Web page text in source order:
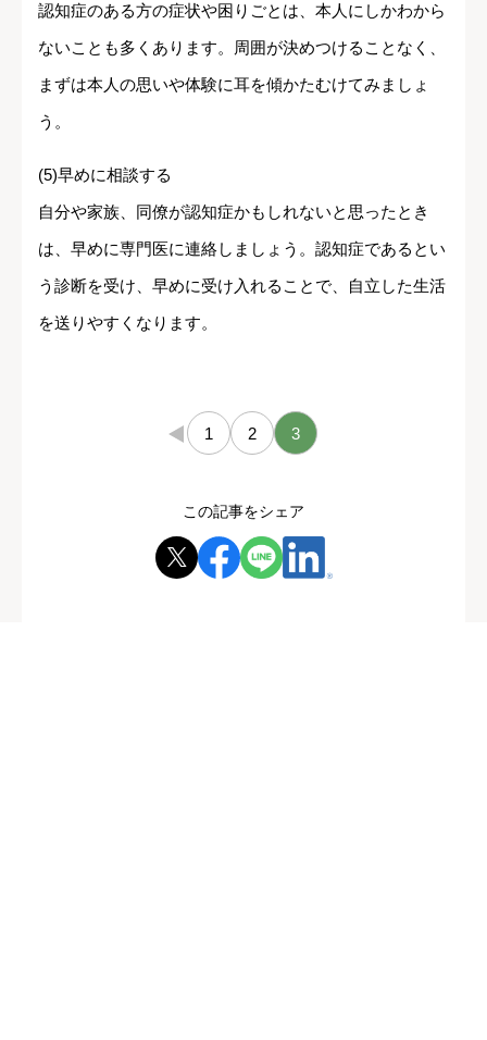
認知症のある方の症状や困りごとは、本人にしかわから
ないことも多くあります。周囲が決めつけることなく、
まずは本人の思いや体験に耳を傾かたむけてみましょ
う。
(5)早めに相談する
自分や家族、同僚が認知症かもしれないと思ったとき
は、早めに専門医に連絡しましょう。認知症であるとい
う診断を受け、早めに受け入れることで、自立した生活
を送りやすくなります。
← 1 2 3
この記事をシェア